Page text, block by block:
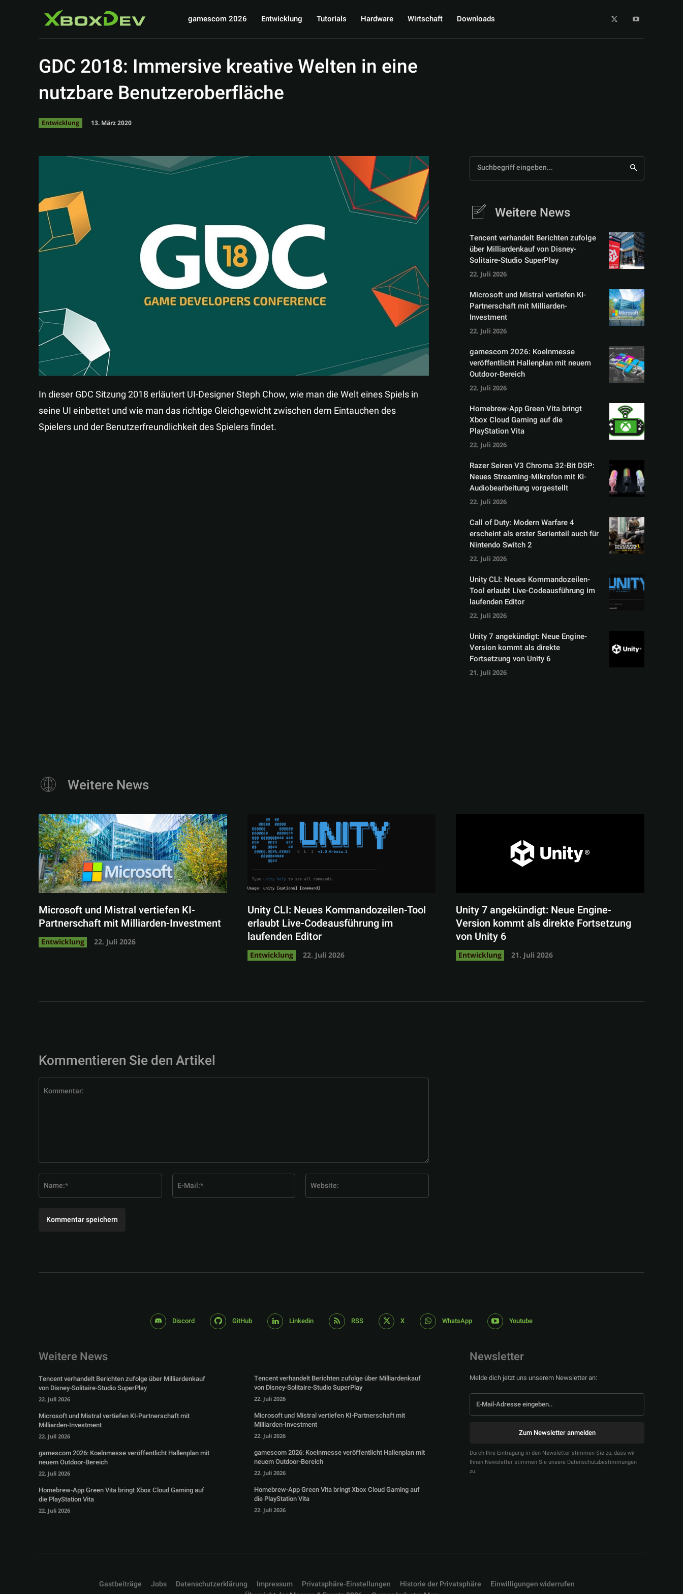
gamescom 2026 Entwicklung Tutorials Hardware Wirtschaft Downloads
GDC 2018: Immersive kreative Welten in eine
nutzbare Benutzeroberfläche
Entwicklung 13. März 2020
In dieser GDC Sitzung 2018 erläutert UI-Designer Steph Chow, wie man die Welt eines Spiels in
seine UI einbettet und wie man das richtige Gleichgewicht zwischen dem Eintauchen des
Spielers und der Benutzerfreundlichkeit des Spielers findet.
Suchbegriff eingeben...
Weitere News
Tencent verhandelt Berichten zufolge
über Milliardenkauf von Disney-
Solitaire-Studio SuperPlay
22. Juli 2026
Microsoft und Mistral vertiefen KI-
Partnerschaft mit Milliarden-
Investment
22. Juli 2026
gamescom 2026: Koelnmesse
veröffentlicht Hallenplan mit neuem
Outdoor-Bereich
22. Juli 2026
Homebrew-App Green Vita bringt
Xbox Cloud Gaming auf die
PlayStation Vita
22. Juli 2026
Razer Seiren V3 Chroma 32-Bit DSP:
Neues Streaming-Mikrofon mit KI-
Audiobearbeitung vorgestellt
22. Juli 2026
Call of Duty: Modern Warfare 4
erscheint als erster Serienteil auch für
Nintendo Switch 2
22. Juli 2026
Unity CLI: Neues Kommandozeilen-
Tool erlaubt Live-Codeausführung im
laufenden Editor
22. Juli 2026
Unity 7 angekündigt: Neue Engine-
Version kommt als direkte
Fortsetzung von Unity 6
21. Juli 2026
Weitere News
Microsoft und Mistral vertiefen KI-
Partnerschaft mit Milliarden-Investment
Entwicklung 22. Juli 2026
Unity CLI: Neues Kommandozeilen-Tool
erlaubt Live-Codeausführung im
laufenden Editor
Entwicklung 22. Juli 2026
Unity 7 angekündigt: Neue Engine-
Version kommt als direkte Fortsetzung
von Unity 6
Entwicklung 21. Juli 2026
Kommentieren Sie den Artikel
Mail:*
Discord GitHub Linkedin RSS X WhatsApp Youtube
Weitere News
Tencent verhandelt Berichten zufolge über Milliardenkauf
von Disney-Solitaire-Studio SuperPlay
22. Juli 2026
Microsoft und Mistral vertiefen KI-Partnerschaft mit
Milliarden-Investment
22. Juli 2026
gamescom 2026: Koelnmesse veröffentlicht Hallenplan mit
neuem Outdoor-Bereich
22. Juli 2026
Homebrew-App Green Vita bringt Xbox Cloud Gaming auf
die PlayStation Vita
22. Juli 2026
Tencent verhandelt Berichten zufolge über Milliardenkauf
von Disney-Solitaire-Studio SuperPlay
22. Juli 2026
Microsoft und Mistral vertiefen KI-Partnerschaft mit
Milliarden-Investment
22. Juli 2026
gamescom 2026: Koelnmesse veröffentlicht Hallenplan mit
neuem Outdoor-Bereich
22. Juli 2026
Homebrew-App Green Vita bringt Xbox Cloud Gaming auf
die PlayStation Vita
22. Juli 2026
Newsletter
Melde dich jetzt uns unserem Newsletter an:
Zum Newsletter anmelden
Durch Ihre Eintragung in den Newsletter stimmen Sie zu, dass wir
Ihnen Newsletter stimmen Sie unsere Datenschutzbestimmungen
zu.
Gastbeiträge Jobs Datenschutzerklärung Impressum Privatsphäre-Einstellungen Historie der Privatsphäre
Einwilligungen widerrufen